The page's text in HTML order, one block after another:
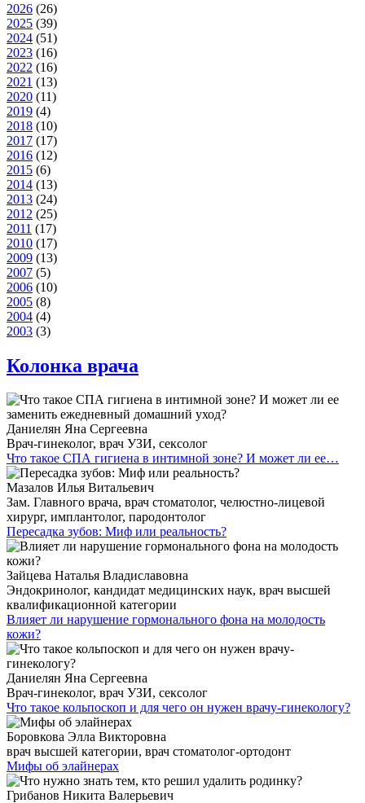
2026 (26)
2025 (39)
2024 (51)
2023 (16)
2022 (16)
2021 (13)
2020 (11)
2019 (4)
2018 (10)
2017 (17)
2016 (12)
2015 (6)
2014 (13)
2013 (24)
2012 (25)
2011 (17)
2010 (17)
2009 (13)
2007 (5)
2006 (10)
2005 (8)
2004 (4)
2003 (3)
Колонка врача
Даниелян Яна Сергеевна
Врач-гинеколог, врач УЗИ, сексолог
Что такое СПА гигиена в интимной зоне? И может ли ее…
Мазалов Илья Витальевич
Зам. Главного врача, врач стоматолог, челюстно-лицевой
хирург, имплантолог, пародонтолог
Пересадка зубов: Миф или реальность?
Зайцева Наталья Владиславовна
Эндокринолог, кандидат медицинских наук, врач высшей
квалификационной категории
Влияет ли нарушение гормонального фона на молодость
кожи?
Даниелян Яна Сергеевна
Врач-гинеколог, врач УЗИ, сексолог
Что такое кольпоскоп и для чего он нужен врачу-гинекологу?
Боровкова Элла Викторовна
врач высшей категории, врач стоматолог-ортодонт
Мифы об элайнерах
Грибанов Никита Валерьевич